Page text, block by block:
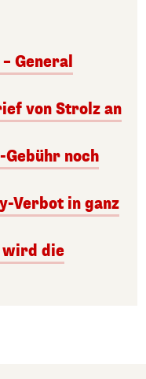
General
von Strolz an
Gebühr noch
Verbot in ganz
wird die